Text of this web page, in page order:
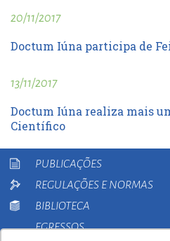
20/11/2017
Doctum Iúna participa de
13/11/2017
Doctum Iúna realiza mais
Científico
PUBLICAÇÕES
REGULAÇÕES E NORMAS
BIBLIOTECA
EGRESSOS